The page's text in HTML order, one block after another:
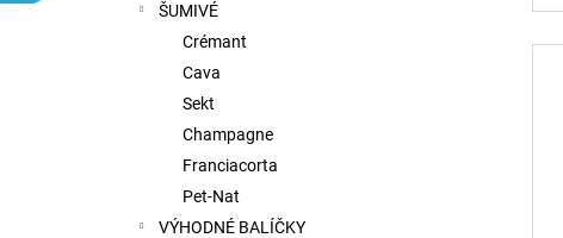
ŠUMIVÉ
Crémant
Cava
Sekt
Champagne
Franciacorta
Pet-Nat
VÝHODNÉ BALÍČKY